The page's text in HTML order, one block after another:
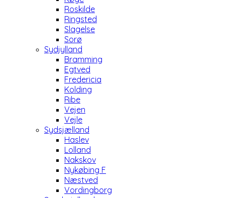
Roskilde
Ringsted
Slagelse
Sorø
Sydjylland
Bramming
Egtved
Fredericia
Kolding
Ribe
Vejen
Vejle
Sydsjælland
Haslev
Lolland
Nakskov
Nykøbing F
Næstved
Vordingborg